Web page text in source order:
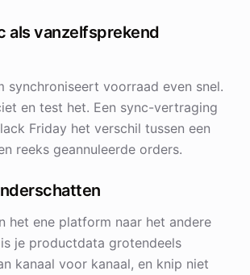
als vanzelfsprekend
synchroniseert voorraad even snel.
en test het. Een sync-vertraging
Friday het verschil tussen een
reeks geannuleerde orders.
het ene platform naar het andere
je productdata grotendeels
kanaal voor kanaal, en knip niet